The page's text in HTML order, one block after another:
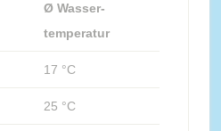
Ø Wasser-
temperatur
17 °C
25 °C